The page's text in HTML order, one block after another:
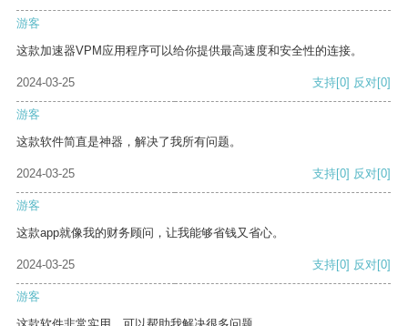
游客
这款加速器VPM应用程序可以给你提供最高速度和安全性的连接。
2024-03-25 支持[0] 反对[0]
游客
这款软件简直是神器，解决了我所有问题。
2024-03-25 支持[0] 反对[0]
游客
这款app就像我的财务顾问，让我能够省钱又省心。
2024-03-25 支持[0] 反对[0]
游客